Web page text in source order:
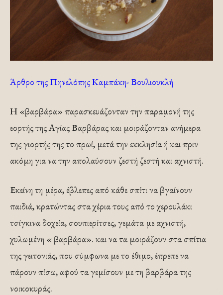
Άρθρο της Πηνελόπης Καμπάκη- Βουλιουκλή
Η «βαρβάρα» παρασκευάζονταν την παραμονή της
εορτής της Αγίας Βαρβάρας και μοιράζονταν ανήμερα
της γιορτής της το πρωί, μετά την εκκλησία ή και πριν
ακόμη για να την απολαύσουν ζεστή ζεστή και αχνιστή.
Εκείνη τη μέρα, έβλεπες από κάθε σπίτι να βγαίνουν
παιδιά, κρατώντας στα χέρια τους από το χερουλάκι
τσίγκινα δοχεία, σουπιερίτσες, γεμάτα με αχνιστή,
χυλωμένη « βαρβάρα». και να τα μοιράζουν στα σπίτια
της γειτονιάς, που σύμφωνα με το έθιμο, έπρεπε να
πάρουν πίσω, αφού τα γεμίσουν με τη βαρβάρα της
νοικοκυράς.